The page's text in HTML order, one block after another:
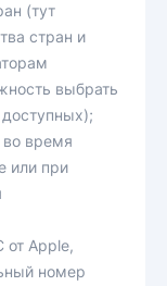
(тут
стран и
выбрать
время
или при
Apple,
номер